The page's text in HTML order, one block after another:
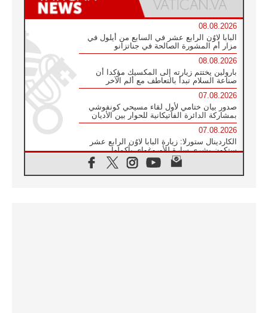
08.08.2026
البابا لاوُن الرابع عشر في السابع من أيلول في
مزار أم المشورة الصالحة في جناتزانو
08.08.2026
بارولين يختتم زيارته إلى المكسيك مؤكدا أن
صناعة السلام تبدأ بالتعاطف مع ألم الآخر
07.08.2026
صدور بيان ختامي لأول لقاء مسيحي كونفوشي
بمشاركة الدائرة الفاتيكانية للحوار بين الأديان
07.08.2026
الكاردينال ستورلا: زيارة البابا لاوُن الرابع عشر
ستكون بشرى سارة للأوروغواي بأكملها
الفاتيكان يعلن برنامج الزيارة الرسولية للبابا لاوُن